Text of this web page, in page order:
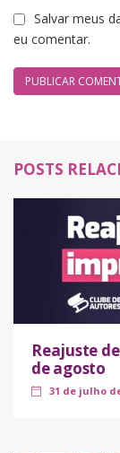
Salvar meus
eu comentar.
POSTS
Reajuste
de agosto
31 de julho